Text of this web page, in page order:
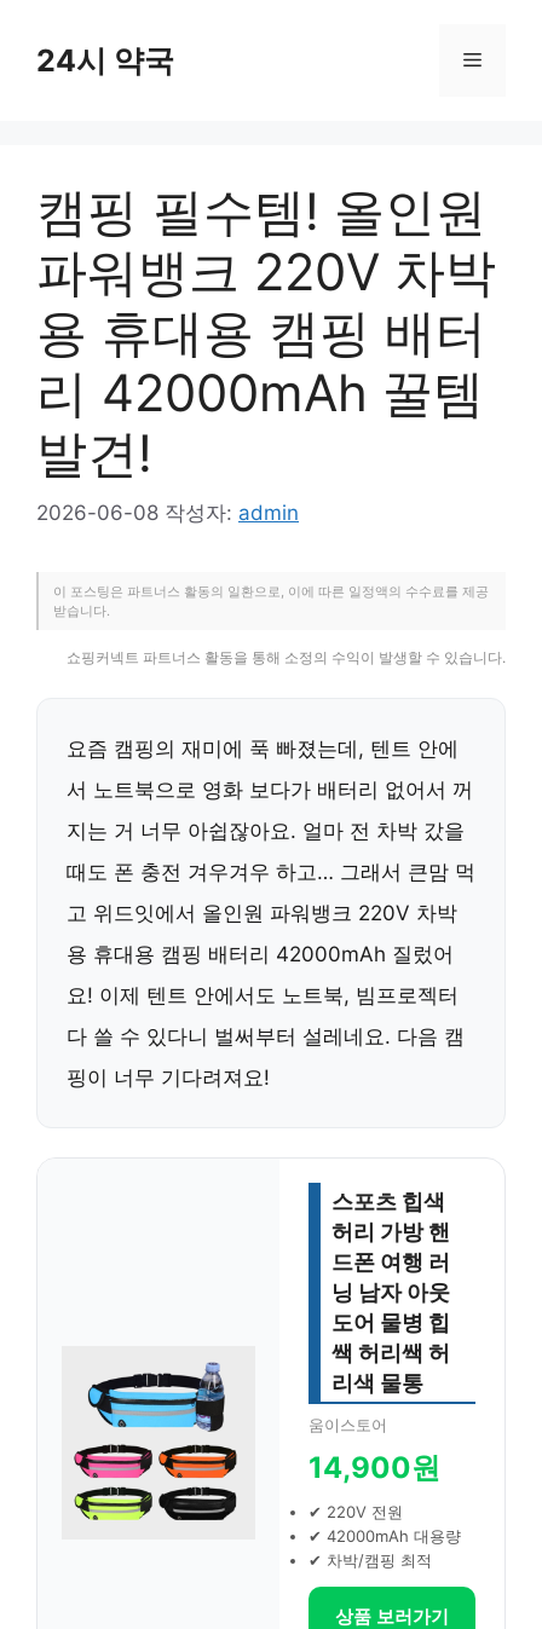
24시 약국 메
캠핑 필수템! 올인원
파워뱅크 220V 차박
용 휴대용 캠핑 배터
리 42000mAh 꿀템
발견!
2026-06-08 작성자: admin
이 포스팅은 파트너스 활동의 일환으로, 이에 따른 일정액의 수수료를 제공
받습니다.
쇼핑커넥트 파트너스 활동을 통해 소정의 수익이 발생할 수 있습니다.
요즘 캠핑의 재미에 푹 빠졌는데, 텐트 안에
서 노트북으로 영화 보다가 배터리 없어서 꺼
지는 거 너무 아쉽잖아요. 얼마 전 차박 갔을
때도 폰 충전 겨우겨우 하고… 그래서 큰맘 먹
고 위드잇에서 올인원 파워뱅크 220V 차박
용 휴대용 캠핑 배터리 42000mAh 질렀어
요! 이제 텐트 안에서도 노트북, 빔프로젝터
다 쓸 수 있다니 벌써부터 설레네요. 다음 캠
핑이 너무 기다려져요!
스포츠 힙색
허리 가방 핸
드폰 여행 러
닝 남자 아웃
도어 물병 힙
쌕 허리쌕 허
리색 물통
움이스토어
14,900원
✔ 220V 전원
✔ 42000mAh 대용량
✔ 차박/캠핑 최적
상품 보러가기